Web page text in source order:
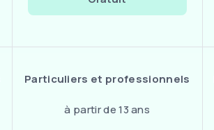
Particuliers et professionnels
à partir de 13 ans